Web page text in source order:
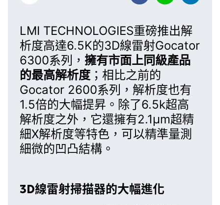
LMI TECHNOLOGIES重磅推出解
析度高達6.5K的3D線雷射Gocator
6300系列 ， 擁有市面上同級產品
的最高解析度 ；相比之前的
Gocator 2600系列 ，解析度也有
1.5倍的大幅提昇。除了6.5k超高
解析度之外，它還擁有2.1µm超精
細X解析度等特色，可以精準量測
細微的凹凸結構。
3D線雷射掃描器的大幅進化